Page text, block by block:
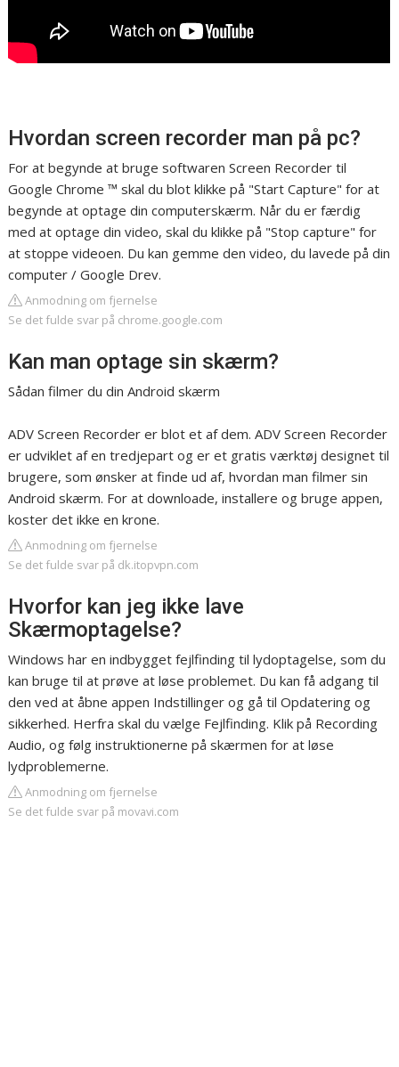
Hvordan screen recorder man på pc?
For at begynde at bruge softwaren Screen Recorder til
Google Chrome ™ skal du blot klikke på "Start Capture" for at
begynde at optage din computerskærm. Når du er færdig
med at optage din video, skal du klikke på "Stop capture" for
at stoppe videoen. Du kan gemme den video, du lavede på din
computer / Google Drev.
Anmodning om fjernelse
Se det fulde svar på chrome.google.com
Kan man optage sin skærm?
Sådan filmer du din Android skærm
ADV Screen Recorder er blot et af dem. ADV Screen Recorder
er udviklet af en tredjepart og er et gratis værktøj designet til
brugere, som ønsker at finde ud af, hvordan man filmer sin
Android skærm. For at downloade, installere og bruge appen,
koster det ikke en krone.
Anmodning om fjernelse
Se det fulde svar på dk.itopvpn.com
Hvorfor kan jeg ikke lave
Skærmoptagelse?
Windows har en indbygget fejlfinding til lydoptagelse, som du
kan bruge til at prøve at løse problemet. Du kan få adgang til
den ved at åbne appen Indstillinger og gå til Opdatering og
sikkerhed. Herfra skal du vælge Fejlfinding. Klik på Recording
Audio, og følg instruktionerne på skærmen for at løse
lydproblemerne.
Anmodning om fjernelse
Se det fulde svar på movavi.com